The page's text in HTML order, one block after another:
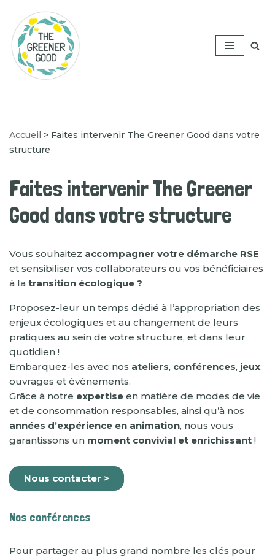
Aller
au
contenu
Accueil > Faites intervenir The Greener Good dans votre
structure
Faites intervenir The Greener
Good dans votre structure
Vous souhaitez accompagner votre démarche RSE
et sensibiliser vos collaborateurs ou vos bénéficiaires
à la transition écologique ?
Proposez-leur un temps dédié à l’appropriation des
enjeux écologiques et au changement de leurs
pratiques au sein de votre structure, et dans leur
quotidien !
Embarquez-les avec nos ateliers, conférences, jeux,
ouvrages et événements.
Grâce à notre expertise en matière de modes de vie
et de consommation responsables, ainsi qu’à nos
années d’expérience en animation, nous vous
garantissons un moment convivial et enrichissant !
Nous contacter >
Nos conférences
Pour partager au plus grand nombre les clés pour